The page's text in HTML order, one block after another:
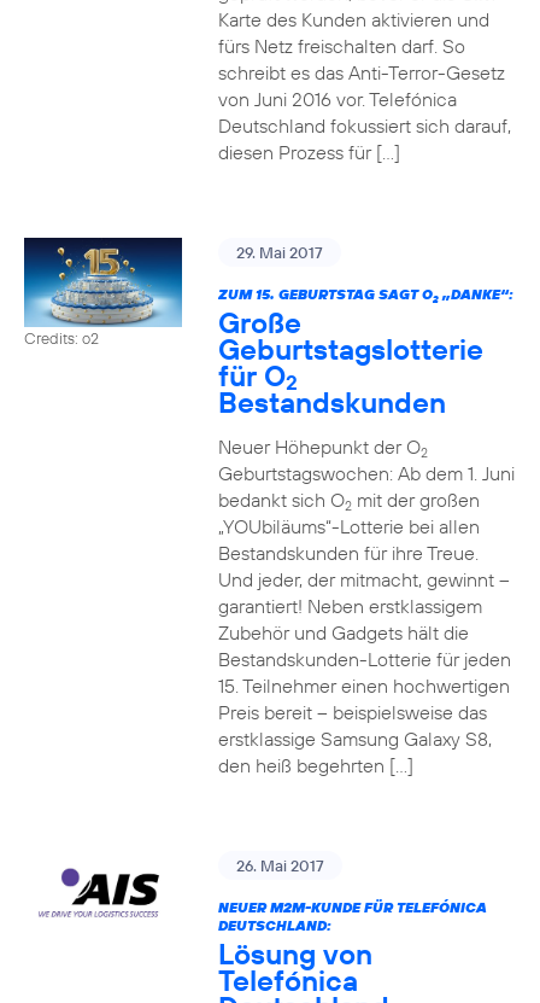
Karte des Kunden aktivieren und
fürs Netz freischalten darf. So
schreibt es das Anti-Terror-Gesetz
von Juni 2016 vor. Telefónica
Deutschland fokussiert sich darauf,
diesen Prozess für […]
Credits: o2
29. Mai 2017
ZUM 15. GEBURTSTAG SAGT O2„DANKE“:
Große
Geburtstagslotterie
für O2
Bestandskunden
Neuer Höhepunkt der O2
Geburtstagswochen: Ab dem 1. Juni
bedankt sich O2mit der großen
„YOUbiläums“-Lotterie bei allen
Bestandskunden für ihre Treue.
Und jeder, der mitmacht, gewinnt –
garantiert! Neben erstklassigem
Zubehör und Gadgets hält die
Bestandskunden-Lotterie für jeden
15. Teilnehmer einen hochwertigen
Preis bereit – beispielsweise das
erstklassige Samsung Galaxy S8,
den heiß begehrten […]
26. Mai 2017
NEUER M2M-KUNDE FÜR TELEFÓNICA
DEUTSCHLAND:
Lösung von
Telefónica